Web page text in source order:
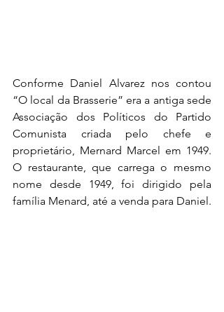
Conforme Daniel Alvarez nos contou
“O local da Brasserie” era a antiga sede
Associação dos Políticos do Partido
Comunista criada pelo chefe e
proprietário, Mernard Marcel em 1949.
O restaurante, que carrega o mesmo
nome desde 1949, foi dirigido pela